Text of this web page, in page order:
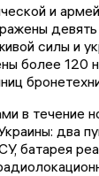
и
силы и
более 120
в течение
два
батарея